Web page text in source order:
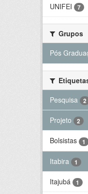
UNIFEI
7
Grupos
Pós
Pesquisa
2
Projeto 2
Bolsistas 1
Itabira 1
Itajubá 1